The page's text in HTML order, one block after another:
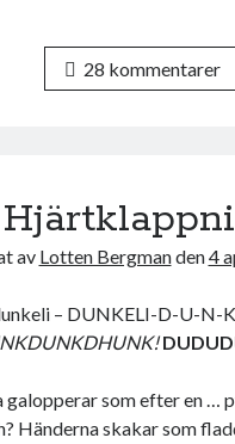
28 kommentarer
av Lotten Bergmanden4
– DUNKELI-D-U-N-
som efter en …
Händerna skakar som